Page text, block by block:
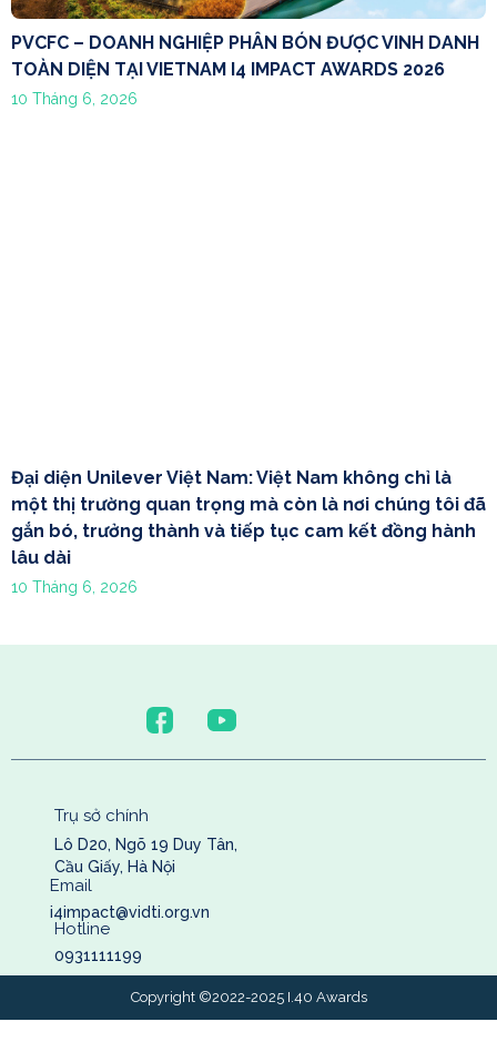
PVCFC – DOANH NGHIỆP PHÂN BÓN ĐƯỢC VINH DANH
TOÀN DIỆN TẠI VIETNAM I4 IMPACT AWARDS 2026
10 Tháng 6, 2026
Đại diện Unilever Việt Nam: Việt Nam không chỉ là
một thị trường quan trọng mà còn là nơi chúng tôi đã
gắn bó, trưởng thành và tiếp tục cam kết đồng hành
lâu dài
10 Tháng 6, 2026
Trụ sở chính
Lô D20, Ngõ 19 Duy Tân,
Cầu Giấy, Hà Nội
Email
i4impact@vidti.org.vn
Hotline
0931111199
Copyright ©2022-2025 I.40 Awards